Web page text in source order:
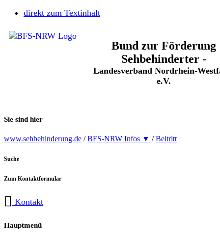
direkt zum Textinhalt
Bund zur Förderung
Sehbehinderter -
Landesverband Nordrhein-
e.V.
Sie sind hier
www.sehbehinderung.de /BFS-NRW Infos ▼ /Beitritt
Suche
Zum Kontaktformular
Kontakt
Hauptmenü